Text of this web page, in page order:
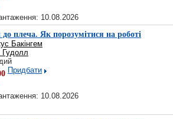
10.08.2026
до плеча. Як порозумітися на роботі
Бакінгем
Гудолл
Придбати
10.08.2026